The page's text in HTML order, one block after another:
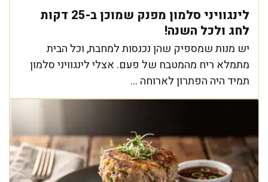
לינגוויני סלמון מפנק שמוכן ב-25 דקות
לחג ולכל השנה!
יש מנות שמספיק שהן נכנסות למחבת, וכל הבית
מתמלא ריח מהמטבח של פעם. אצלי לינגוויני סלמון
תמיד היה הפתרון לארוחה ...